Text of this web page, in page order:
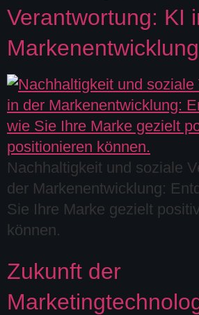
Verantwortung: KI
Nachhaltigkeit und soziale
der Markenentwicklung:
Sie Ihre Marke gezielt
können.
Zukunft der